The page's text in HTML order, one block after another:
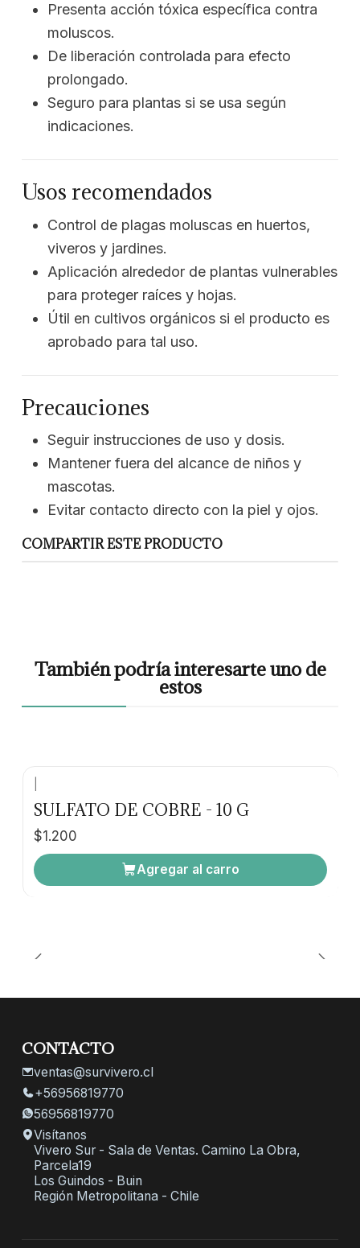
Presenta acción tóxica específica contra
moluscos.
De liberación controlada para efecto
prolongado.
Seguro para plantas si se usa según
indicaciones.
Usos recomendados
Control de plagas moluscas en huertos,
viveros y jardines.
Aplicación alrededor de plantas vulnerables
para proteger raíces y hojas.
Útil en cultivos orgánicos si el producto es
aprobado para tal uso.
Precauciones
Seguir instrucciones de uso y dosis.
Mantener fuera del alcance de niños y
mascotas.
Evitar contacto directo con la piel y ojos.
COMPARTIR ESTE PRODUCTO
También podría interesarte uno de
estos
SULFATO DE COBRE - 10 G
$1.200
Agregar al carro
CONTACTO
ventas@survivero.cl
+56956819770
56956819770
Visítanos
Vivero Sur - Sala de Ventas. Camino La Obra,
Parcela19
Los Guindos - Buin
Región Metropolitana - Chile